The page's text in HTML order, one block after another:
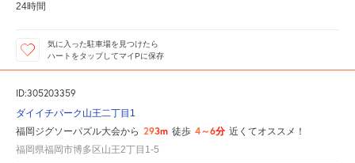
24時間
気に入った駐車場を見つけたら
ハートをタップしてマイPに保存
ID:305203359
ダイイチパーク山王二丁目1
福岡ジグソーパズル大会から 293m 徒歩 4～6分 近くてオススメ！
福岡県福岡市博多区山王2丁目1-5